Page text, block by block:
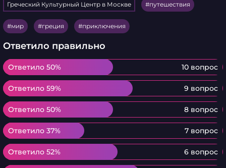
Греческий Культурный Центр в Москве путешествия
мир греция приключения
Ответило правильно
Ответило 50% 10 вопрос
Ответило 50%
Ответило 59% 9 вопрос
Ответило 59%
Ответило 50% 8 вопрос
Ответило 50%
Ответило 37% 7 вопрос
Ответило 37%
Ответило 52% 6 вопрос
Ответило 52%